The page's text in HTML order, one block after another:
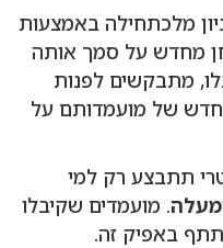
מלכתחילה באמצעות
מחדש על סמך אותה
מתבקשים לפנות
של מועמדותם על
תתבצע רק למי
. מועמדים שקיבלו